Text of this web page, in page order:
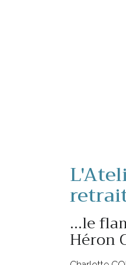
...le
Héron